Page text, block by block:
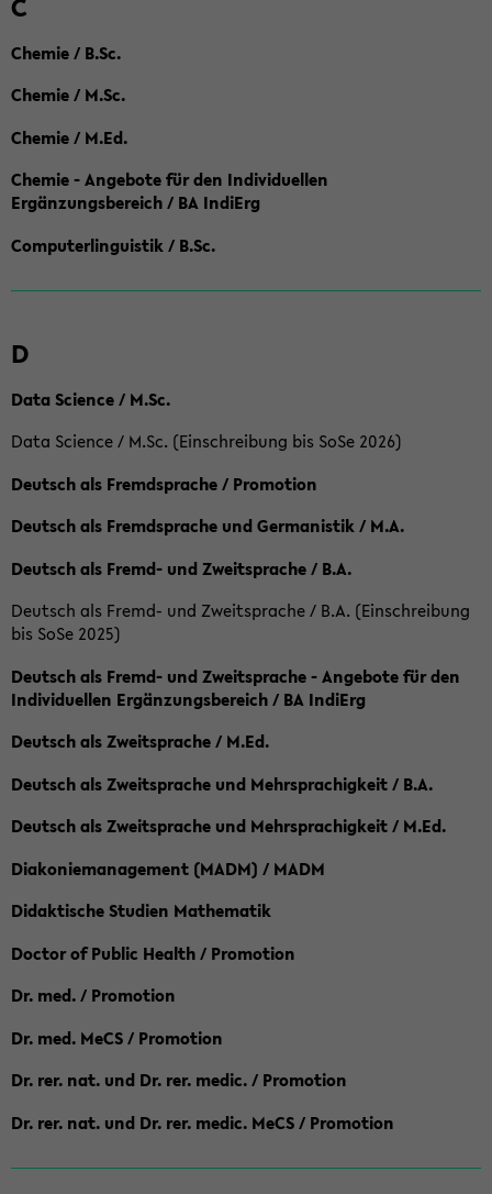
Chemie / B.Sc.
Chemie / M.Sc.
Chemie / M.Ed.
Chemie - Angebote für den Individuellen
Ergänzungsbereich / BA IndiErg
Computerlinguistik / B.Sc.
D
Data Science / M.Sc.
Data Science / M.Sc. (Einschreibung bis SoSe 2026)
Deutsch als Fremdsprache / Promotion
Deutsch als Fremdsprache und Germanistik / M.A.
Deutsch als Fremd- und Zweitsprache / B.A.
Deutsch als Fremd- und Zweitsprache / B.A. (Einschreibung
bis SoSe 2025)
Deutsch als Fremd- und Zweitsprache - Angebote für den
Individuellen Ergänzungsbereich / BA IndiErg
Deutsch als Zweitsprache / M.Ed.
Deutsch als Zweitsprache und Mehrsprachigkeit / B.A.
Deutsch als Zweitsprache und Mehrsprachigkeit / M.Ed.
Diakoniemanagement (MADM) / MADM
Didaktische Studien Mathematik
Doctor of Public Health / Promotion
Dr. med. / Promotion
Dr. med. MeCS / Promotion
Dr. rer. nat. und Dr. rer. medic. / Promotion
Dr. rer. nat. und Dr. rer. medic. MeCS / Promotion